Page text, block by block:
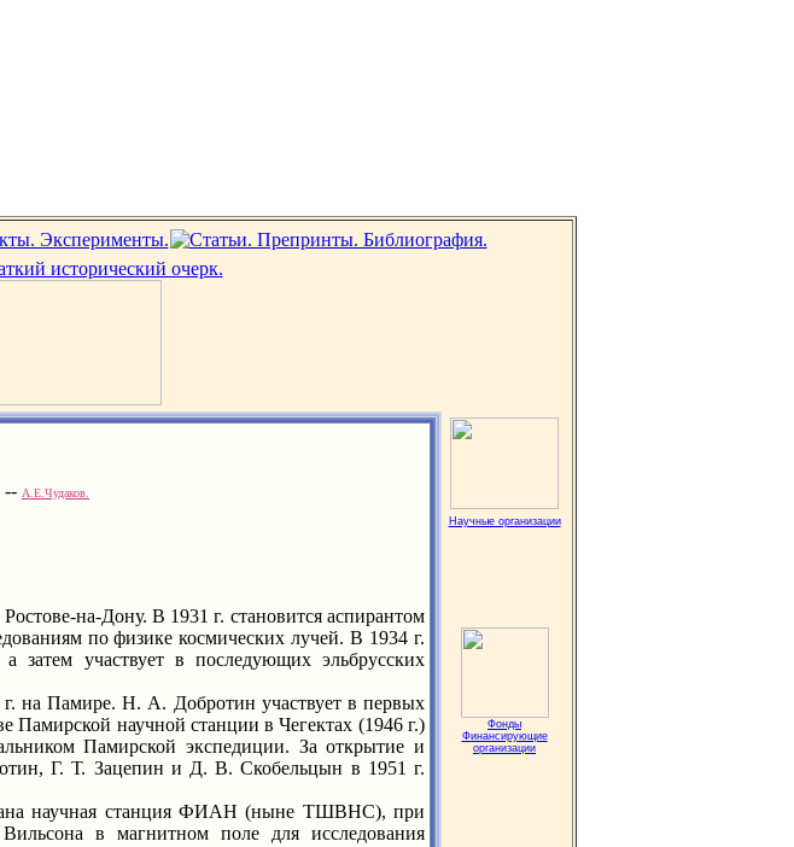
-- А.Е.Чудаков.
на-Дону. В 1931 г. становится аспирантом
по физике космических лучей. В 1934 г.
участвует в последующих эльбрусских
на Памире. Н. А. Добротин участвует в первых
Памирской научной станции в Чегектах (1946 г.)
Памирской экспедиции. За открытие и
Г. Т. Зацепин и Д. В. Скобельцын в 1951 г.
научная станция ФИАН (ныне ТШВНС), при
в магнитном поле для исследования
Научные организации
Фонды
Финансирующие
организации